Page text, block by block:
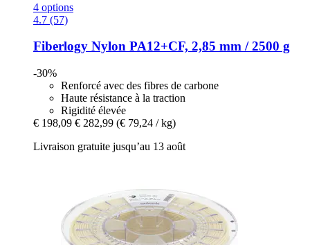
4 options
4.7 (57)
Fiberlogy Nylon PA12+CF, 2,85 mm / 2500 g
-30%
Renforcé avec des fibres de carbone
Haute résistance à la traction
Rigidité élevée
€ 198,09 € 282,99 (€ 79,24 / kg)
Livraison gratuite jusqu’au 13 août